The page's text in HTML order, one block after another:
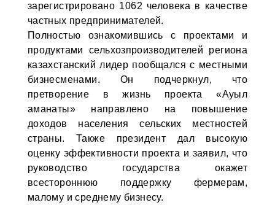
зарегистрировано 1062 человека в качестве
частных предпринимателей.
Полностью ознакомившись с проектами и
продуктами сельхозпроизводителей региона
казахстанский лидер пообщался с местными
бизнесменами. Он подчеркнул, что
претворение в жизнь проекта «Ауыл
аманаты» направлено на повышение
доходов населения сельских местностей
страны. Также президент дал высокую
оценку эффективности проекта и заявил, что
руководство государства окажет
всестороннюю поддержку фермерам,
малому и среднему бизнесу.